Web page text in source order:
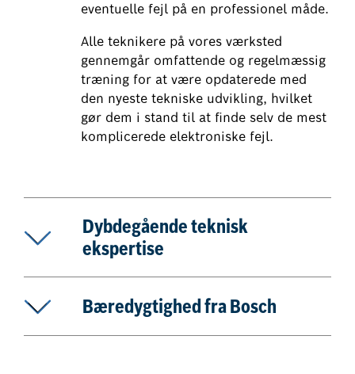
eventuelle fejl på en professionel måde.
Alle teknikere på vores værksted
gennemgår omfattende og regelmæssig
træning for at være opdaterede med
den nyeste tekniske udvikling, hvilket
gør dem i stand til at finde selv de mest
komplicerede elektroniske fejl.
Dybdegående teknisk
ekspertise
Bæredygtighed fra Bosch